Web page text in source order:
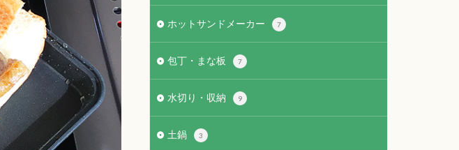
ホットサンドメーカー 7
包丁・まな板 7
水切り・収納 9
土鍋 3